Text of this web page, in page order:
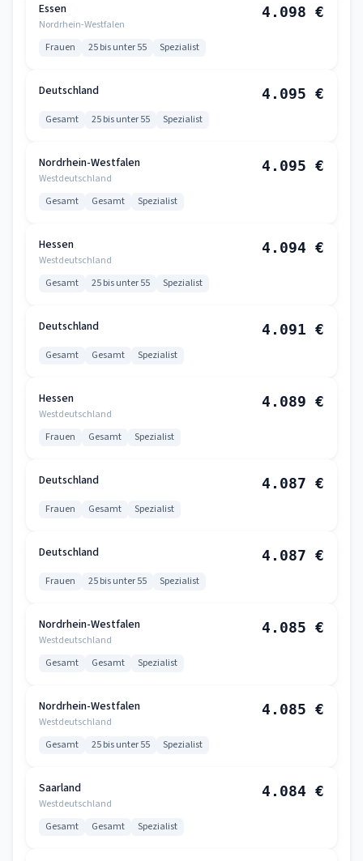
Essen
Nordrhein-Westfalen
4.098 €
Frauen 25 bis unter 55 Spezialist
Deutschland 4.095 €
Gesamt 25 bis unter 55 Spezialist
Nordrhein-Westfalen
Westdeutschland
4.095 €
Gesamt Gesamt Spezialist
Hessen
Westdeutschland
4.094 €
Gesamt 25 bis unter 55 Spezialist
Deutschland 4.091 €
Gesamt Gesamt Spezialist
Hessen
Westdeutschland
4.089 €
Frauen Gesamt Spezialist
Deutschland 4.087 €
Frauen Gesamt Spezialist
Deutschland 4.087 €
Frauen 25 bis unter 55 Spezialist
Nordrhein-Westfalen
Westdeutschland
4.085 €
Gesamt Gesamt Spezialist
Nordrhein-Westfalen
Westdeutschland
4.085 €
Gesamt 25 bis unter 55 Spezialist
Saarland
Westdeutschland
4.084 €
Gesamt Gesamt Spezialist